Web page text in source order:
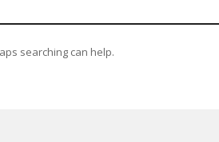
searching can help.